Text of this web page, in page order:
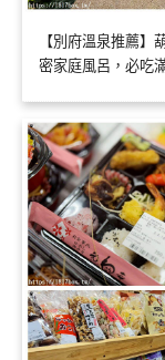
【別府溫泉推薦】
密家庭風呂，必吃